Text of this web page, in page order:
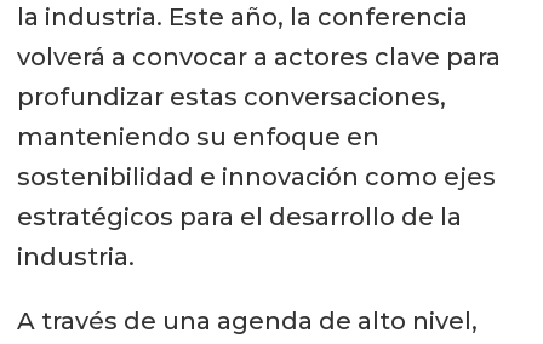
la industria. Este año, la conferencia
volverá a convocar a actores clave para
profundizar estas conversaciones,
manteniendo su enfoque en
sostenibilidad e innovación como ejes
estratégicos para el desarrollo de la
industria.
A través de una agenda de alto nivel,